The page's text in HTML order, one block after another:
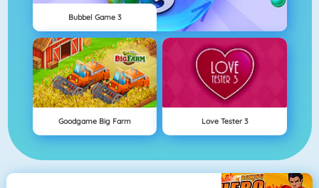
Bubbel Game 3
Goodgame Big Farm Love Tester 3